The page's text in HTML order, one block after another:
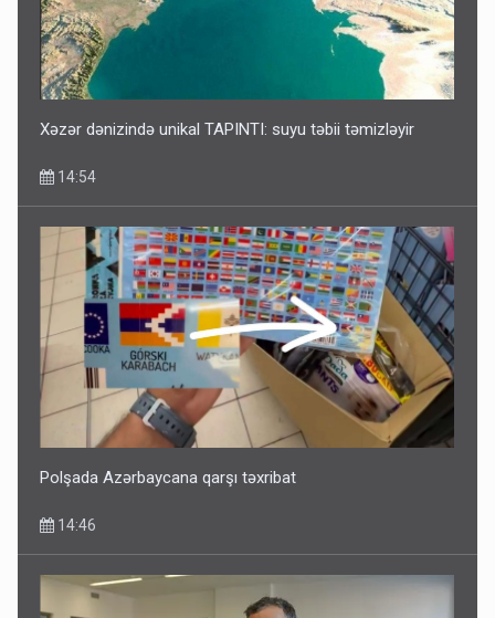
Xəzər dənizində unikal TAPINTI: suyu təbii təmizləyir
14:54
Polşada Azərbaycana qarşı təxribat
14:46